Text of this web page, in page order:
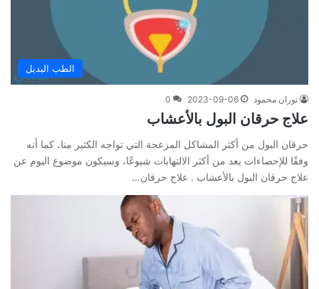
الطب البديل
نوران محمود 2023-09-06
0
علاج حرقان البول بالأعشاب
حرقان البول من أكثر المشاكل المزعجة التي تواجه الكثير منا، كما أنه
وفقًا للإحصاءات يعد من أكثر الالتهابات شيوعًا، وسيكون موضوع اليوم عن
علاج حرقان البول بالأعشاب . علاج حرقان…